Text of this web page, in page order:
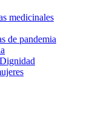
medicinales
de pandemia